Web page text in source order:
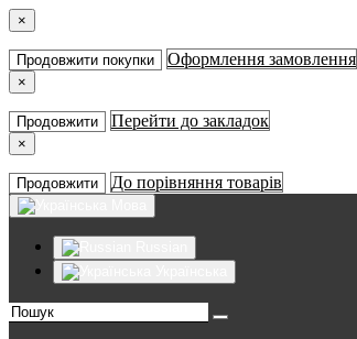
×
Продовжити покупки Оформлення замовлення
×
Продовжити Перейти до закладок
×
Продовжити До порівняння товарів